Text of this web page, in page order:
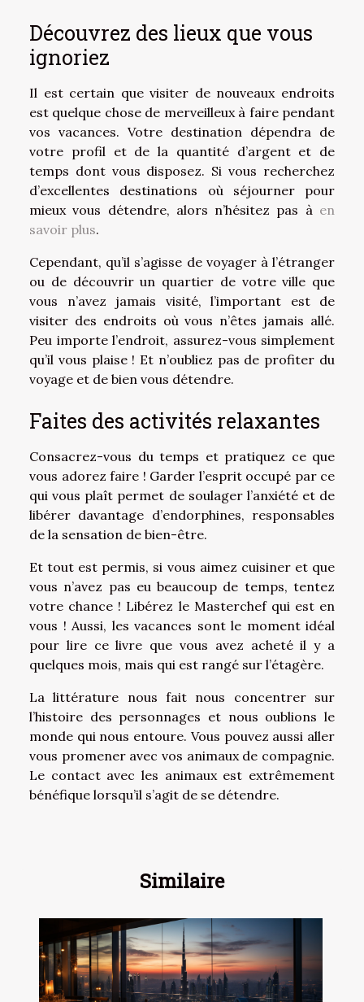
Découvrez des lieux que vous
ignoriez
Il est certain que visiter de nouveaux endroits
est quelque chose de merveilleux à faire pendant
vos vacances. Votre destination dépendra de
votre profil et de la quantité d’argent et de
temps dont vous disposez. Si vous recherchez
d’excellentes destinations où séjourner pour
mieux vous détendre, alors n’hésitez pas à en
savoir plus.
Cependant, qu’il s’agisse de voyager à l’étranger
ou de découvrir un quartier de votre ville que
vous n’avez jamais visité, l’important est de
visiter des endroits où vous n’êtes jamais allé.
Peu importe l’endroit, assurez-vous simplement
qu’il vous plaise ! Et n’oubliez pas de profiter du
voyage et de bien vous détendre.
Faites des activités relaxantes
Consacrez-vous du temps et pratiquez ce que
vous adorez faire ! Garder l’esprit occupé par ce
qui vous plaît permet de soulager l’anxiété et de
libérer davantage d’endorphines, responsables
de la sensation de bien-être.
Et tout est permis, si vous aimez cuisiner et que
vous n’avez pas eu beaucoup de temps, tentez
votre chance ! Libérez le Masterchef qui est en
vous ! Aussi, les vacances sont le moment idéal
pour lire ce livre que vous avez acheté il y a
quelques mois, mais qui est rangé sur l’étagère.
La littérature nous fait nous concentrer sur
l’histoire des personnages et nous oublions le
monde qui nous entoure. Vous pouvez aussi aller
vous promener avec vos animaux de compagnie.
Le contact avec les animaux est extrêmement
bénéfique lorsqu’il s’agit de se détendre.
Similaire